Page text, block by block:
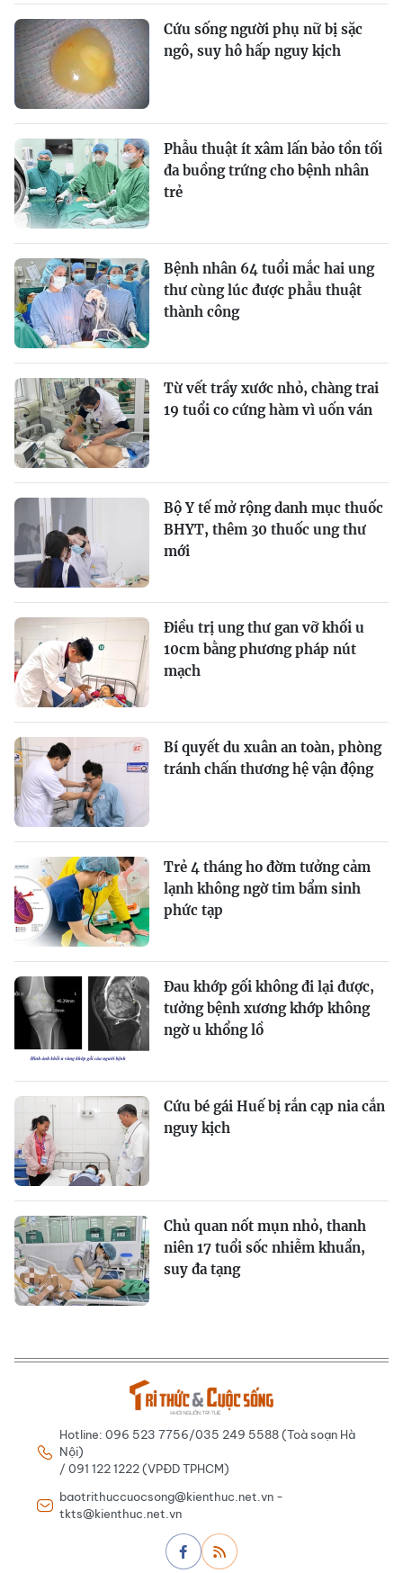
Cứu sống người phụ nữ bị sặc
ngô, suy hô hấp nguy kịch
Phẫu thuật ít xâm lấn bảo tồn tối
đa buồng trứng cho bệnh nhân
trẻ
Bệnh nhân 64 tuổi mắc hai ung
thư cùng lúc được phẫu thuật
thành công
Từ vết trầy xước nhỏ, chàng trai
19 tuổi co cứng hàm vì uốn ván
Bộ Y tế mở rộng danh mục thuốc
BHYT, thêm 30 thuốc ung thư
mới
Điều trị ung thư gan vỡ khối u
10cm bằng phương pháp nút
mạch
Bí quyết du xuân an toàn, phòng
tránh chấn thương hệ vận động
Trẻ 4 tháng ho đờm tưởng cảm
lạnh không ngờ tim bẩm sinh
phức tạp
Đau khớp gối không đi lại được,
tưởng bệnh xương khớp không
ngờ u khổng lồ
Cứu bé gái Huế bị rắn cạp nia cắn
nguy kịch
Chủ quan nốt mụn nhỏ, thanh
niên 17 tuổi sốc nhiễm khuẩn,
suy đa tạng
Hotline: 096 523 7756/035 249 5588 (Toà soạn Hà
Nội)
/ 091 122 1222 (VPĐD TPHCM)
baotrithuccuocsong@kienthuc.net.vn -
tkts@kienthuc.net.vn